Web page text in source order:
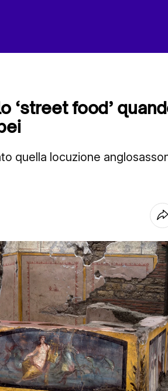
‘street food’
quella locuzione